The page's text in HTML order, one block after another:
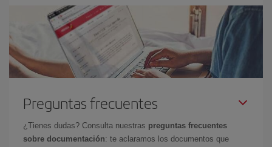
Preguntas frecuentes
¿Tienes dudas? Consulta nuestras preguntas frecuentes
sobre documentación: te aclaramos los documentos que